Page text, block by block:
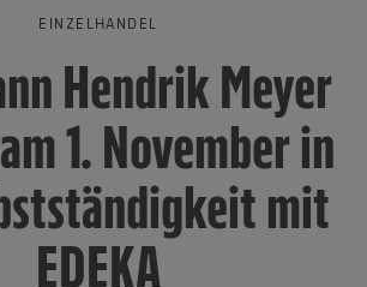
EINZELHANDEL
Hendrik Meyer
1. November in
mit
EDEKA